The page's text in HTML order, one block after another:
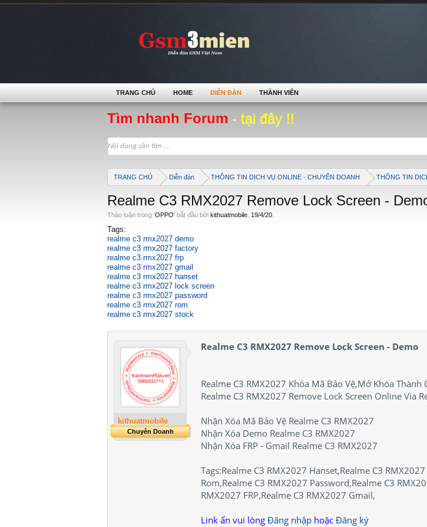
Tìm nhanh Forum - tại đây !!
TRANG CHỦ Diễn đàn THÔNG TIN DỊCH VỤ ONLINE - CHUYÊN DOANH THÔNG TIN
Realme C3 RMX2027 Remove Lock Screen -
Thảo luận trong 'OPPO' bắt đầu bởi kithuatmobile 19/4/20
Tags:
realme c3 rmx2027 demo
realme c3 rmx2027 factory
realme c3 rmx2027 frp
realme c3 rmx2027 gmail
realme c3 rmx2027 hanset
realme c3 rmx2027 lock screen
realme c3 rmx2027 password
realme c3 rmx2027 rom
realme c3 rmx2027 stock
kithuatmobile
Chuyên Doanh
Realme C3 RMX2027 Remove Lock Screen - Demo
Realme C3 RMX2027 Khóa Mã Bảo Vệ,Mở Khóa Thành
Realme C3 RMX2027 Remove Lock Screen Online Via
Nhận Xóa Mã Bảo Vệ Realme C3 RMX2027
Nhận Xóa Demo Realme C3 RMX2027
Nhận Xóa FRP - Gmail Realme C3 RMX2027
Tags:Realme C3 RMX2027 Hanset,Realme C3
Rom,Realme C3 RMX2027 Password,Realme C3
RMX2027 FRP,Realme C3 RMX2027 Gmail,
Link ẩn vui lòng Đăng nhập hoặc Đăng ký
TRANG CHỦ HOME DIỄN ĐÀN THÀNH VIÊN